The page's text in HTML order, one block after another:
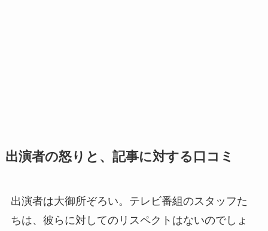
出演者の怒りと、記事に対する口コミ
出演者は大御所ぞろい。テレビ番組のスタッフた
ちは、彼らに対してのリスペクトはないのでしょ